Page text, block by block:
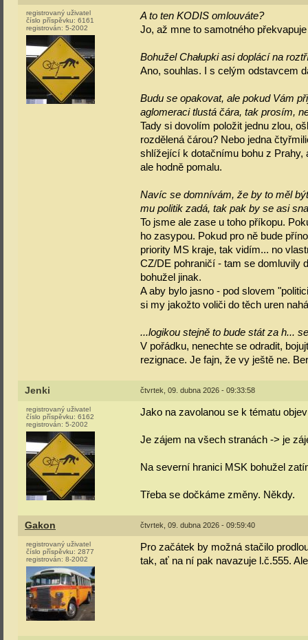
registrovaný uživatel
číslo příspěvku: 6161
registrován: 5-2002
A to ten KODIS omlouváte?
Jo, až mne to samotného
Bohužel Chałupki asi doplácí na
Ano, souhlas. I s celým odstavcem
Budu se opakovat, ale pokud Vám
aglomeraci tlustá čára, tak prosím,
Tady si dovolím položit jednu zlou,
rozdělená čárou? Nebo jedna
shlížející k dotačnímu bohu z Prahy,
ale hodně pomalu.
Navíc se domnívám, že by to měl
mu politik zadá, tak pak by se asi
To jsme ale zase u toho příkopu.
ho zasypou. Pokud pro ně bude
priority MS kraje, tak vidím... no
CZ/DE pohraničí - tam se domluvily
bohužel jinak.
A aby bylo jasno - pod slovem
si my jakožto voliči do těch uren
...logikou stejně to bude stát za h...
V pořádku, nenechte se odradit,
rezignace. Je fajn, že vy ještě ne.
Jenki čtvrtek, 09. dubna 2026 - 09:33:58
registrovaný uživatel
číslo příspěvku: 6162
registrován: 5-2002
Jako na zavolanou se k tématu
Je zájem na všech stranách -> je
Na severní hranici MSK bohužel
Třeba se dočkáme změny. Někdy.
Gakon čtvrtek, 09. dubna 2026 - 09:59:40
registrovaný uživatel
číslo příspěvku: 2877
registrován: 8-2002
Pro začátek by možná stačilo
tak, ať na ní pak navazuje l.č.555.